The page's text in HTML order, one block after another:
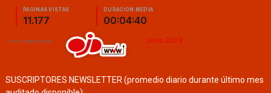
SUSCRIPTORES NEWSLETTER (promedio diario durante último mes